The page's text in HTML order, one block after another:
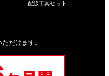
配線工具セット
だけます。